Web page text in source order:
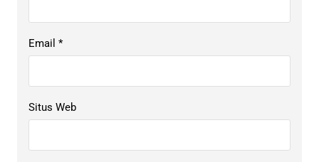
Email *
Situs Web